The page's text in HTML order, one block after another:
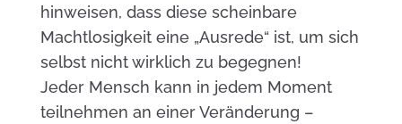
hinweisen, dass diese scheinbare
Machtlosigkeit eine „Ausrede“ ist, um sich
selbst nicht wirklich zu begegnen!
Jeder Mensch kann in jedem Moment
teilnehmen an einer Veränderung –